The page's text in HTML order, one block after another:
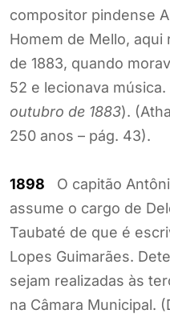
compositor pindense
Homem de Mello,
de 1883, quando
52 e lecionava música.
outubro de 1883).
250 anos – pág. 43).
1898 O capitão
assume o cargo de
Taubaté de que é
Lopes Guimarães.
sejam realizadas às
na Câmara Municipal.